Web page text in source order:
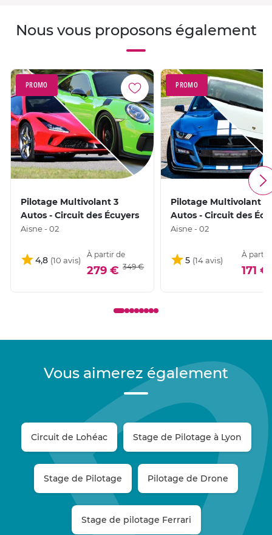
Nous vous proposons également
PROMO
Pilotage Multivolant 3
Autos - Circuit des Écuyers
Aisne - 02
4,8
À partir de
279 € 349 €
PROMO
Pilotage Multivolant 2
Autos - Circuit des
Aisne - 02
5
À partir
171 €
Vous aimerez également
Circuit de Lohéac Stage de Pilotage à Lyon
Stage de Pilotage Pilotage de Drone
Stage de pilotage Ferrari